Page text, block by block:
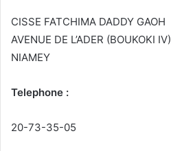
CISSE FATCHIMA DADDY GAOH
AVENUE DE L’ADER (BOUKOKI IV)
NIAMEY
Telephone :
20-73-35-05